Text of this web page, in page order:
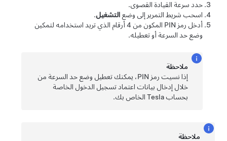
حدد سرعة القيادة القصوى.
اسحب شريط التمرير إلى وضعالتشغيل.
أدخل رمز PIN المكون من 4 أرقام الذي تريد استخدامه لتمكين
وضع حد السرعة أو تعطيله.
ملاحظة
إذا نسيت رمز PIN، يمكنك تعطيل وضع حد السرعة من
خلال إدخال بيانات اعتماد تسجيل الدخول الخاصة
بحساب Tesla الخاص بك.
ملاحظة